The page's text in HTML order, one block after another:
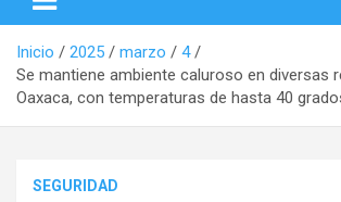
Inicio 2025 marzo
4
Se mantiene ambiente caluroso en diversas
Oaxaca, con temperaturas de hasta 40
SEGURIDAD